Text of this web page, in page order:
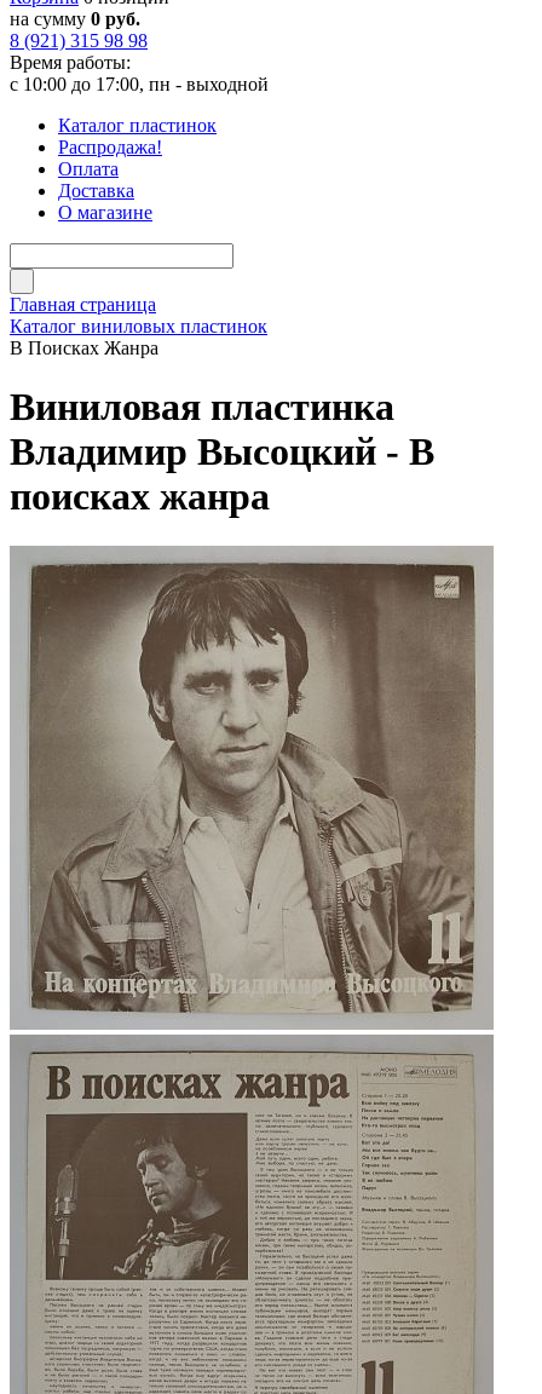
на сумму 0 руб.
8 (921) 315 98 98
Время работы:
с 10:00 до 17:00, пн - выходной
Каталог пластинок
Распродажа!
Оплата
Доставка
О магазине
Главная страница
Каталог виниловых пластинок
В Поисках Жанра
Виниловая пластинка
Владимир Высоцкий - В
поисках жанра